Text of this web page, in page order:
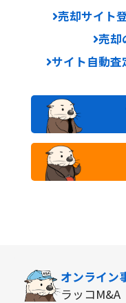
売却サイト
売却
サイト自動査
オンライン
ラッコM&A